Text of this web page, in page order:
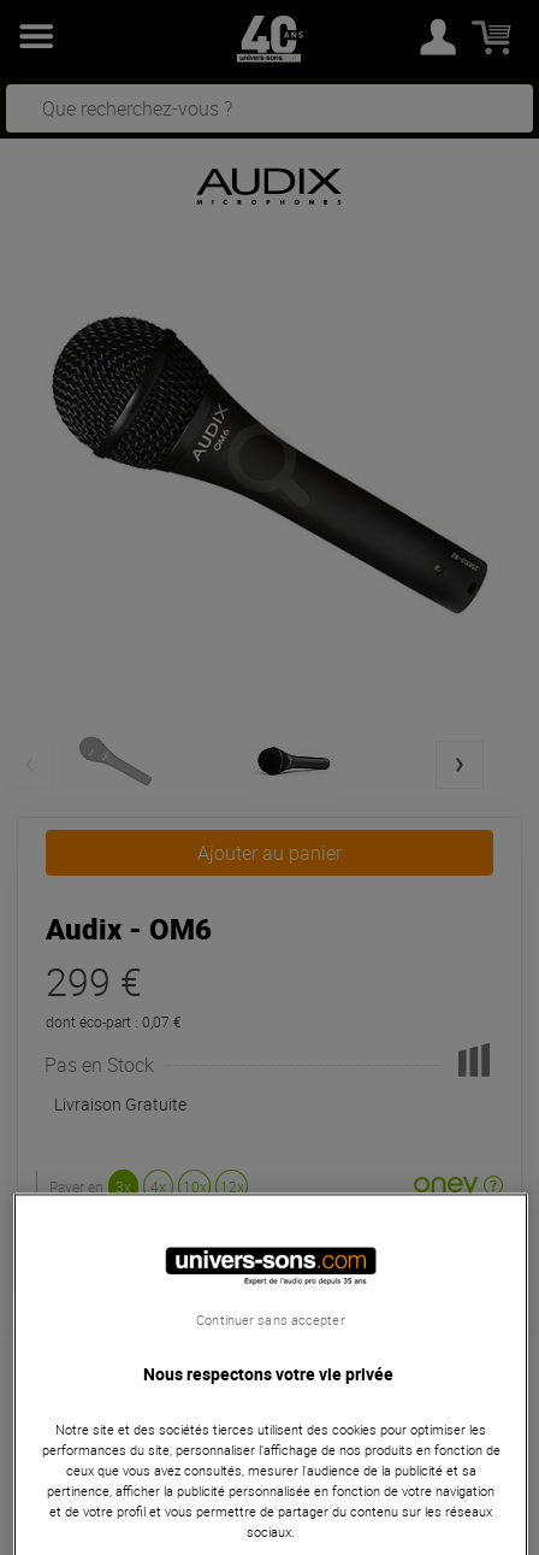
Ajouter au panier
Audix - OM6
299 €
dont éco-part : 0,07 €
Pas en Stock
Livraison Gratuite
Payer en 3x 4x 10x 12x
/ mois
Coût de financement :
TAEG fixe :
Eligible à la Garantie Sérénité
Microphones
L'Audix OM6 est un microphone dynamique hyper-cardioïde
de chant, doté d'une large réponse dans les basses
fréquences. L'OM6 encaisse des niveaux pression
Nous respectons votre vie privée
Notre site et des sociétés tierces utilisent des cookies pour optimiser les
performances du site, personnaliser l’affichage de nos produits en fonction de
ceux que vous avez consultés, mesurer l'audience de la publicité et sa
pertinence, afficher la publicité personnalisée en fonction de votre navigation
et de votre profil et vous permettre de partager du contenu sur les réseaux
sociaux.
Continuer sans accepter